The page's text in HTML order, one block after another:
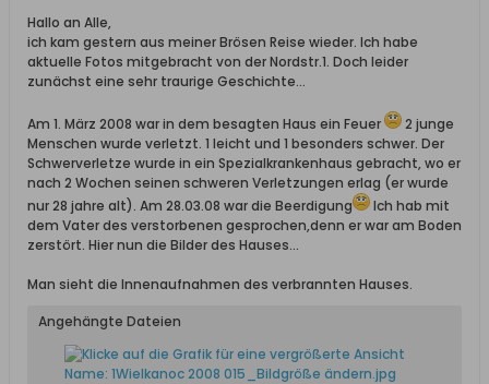
Hallo an Alle,
ich kam gestern aus meiner Brösen Reise wieder. Ich habe
aktuelle Fotos mitgebracht von der Nordstr.1. Doch leider
zunächst eine sehr traurige Geschichte...
Am 1. März 2008 war in dem besagten Haus ein Feuer
2 junge
Menschen wurde verletzt. 1 leicht und 1 besonders schwer. Der
Schwerverletze wurde in ein Spezialkrankenhaus gebracht, wo er
nach 2 Wochen seinen schweren Verletzungen erlag (er wurde
nur 28 jahre alt). Am 28.03.08 war die Beerdigung
Ich hab mit
dem Vater des verstorbenen gesprochen,denn er war am Boden
zerstört. Hier nun die Bilder des Hauses...
Man sieht die Innenaufnahmen des verbrannten Hauses.
Angehängte Dateien